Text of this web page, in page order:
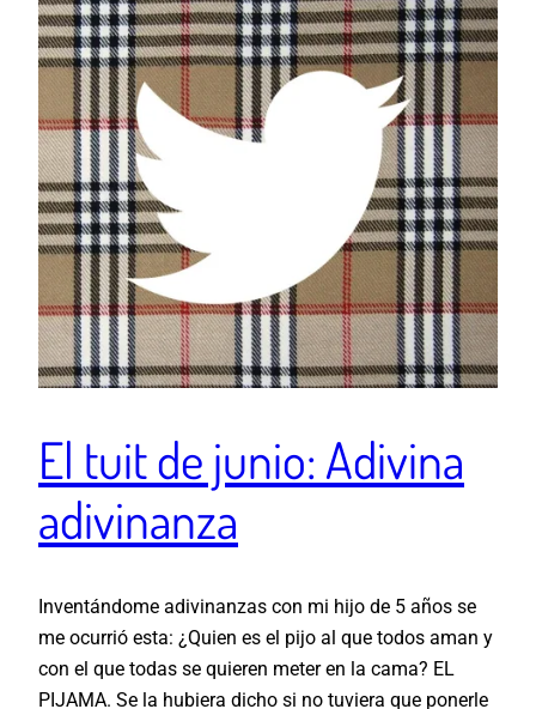
s
c
a
El tuit de junio: Adivina
adivinanza
Inventándome adivinanzas con mi hijo de 5 años se
me ocurrió esta: ¿Quien es el pijo al que todos aman y
con el que todas se quieren meter en la cama? EL
PIJAMA. Se la hubiera dicho si no tuviera que ponerle